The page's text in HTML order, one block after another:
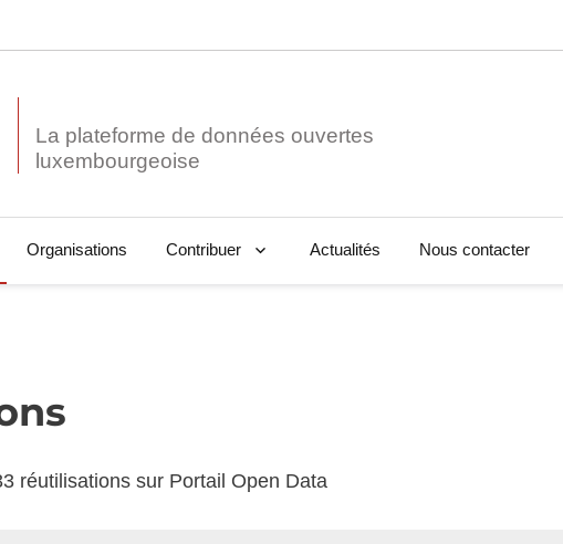
La plateforme de données ouvertes
Organisations Contribuer Actualités Nous contacter
réutilisations sur Portail Open Data